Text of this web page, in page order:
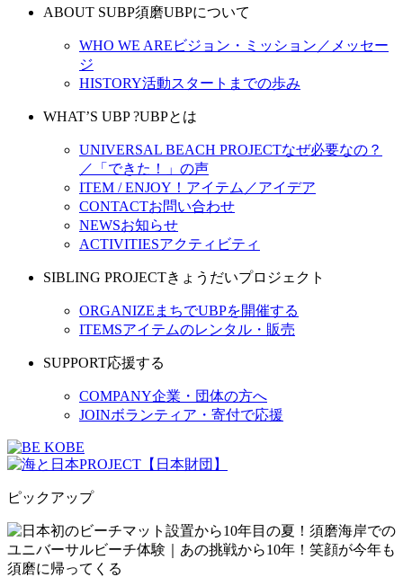
ABOUT SUBP須磨UBPについて
WHO WE ARE ビジョン・ミッション／メッセー
ジ
HISTORY活動スタートまでの歩み
WHAT’S UBP ?UBPとは
UNIVERSAL BEACH PROJECTなぜ必要なの？
／「できた！」の声
ITEM / ENJOY！ アイテム／アイデア
CONTACTお問い合わせ
NEWSお知らせ
ACTIVITIESアクティビティ
SIBLING PROJECTきょうだいプロジェクト
ORGANIZE まちでUBPを開催する
ITEMSアイテムのレンタル・販売
SUPPORT応援する
COMPANY企業・団体の方へ
JOINボランティア・寄付で応援
ピックアップ